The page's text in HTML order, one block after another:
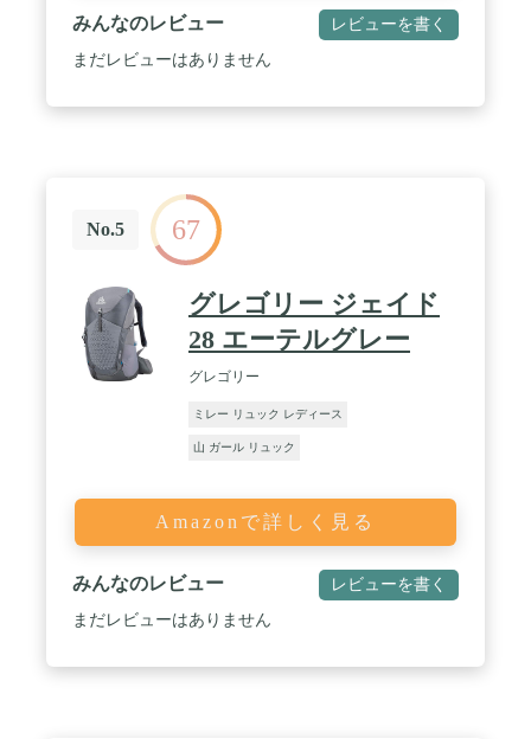
みんなのレビュー レビューを書く
まだレビューはありません
No.5 67
グレゴリー ジェイド
28 エーテルグレー
グレゴリー
ミレー リュック レディース
山 ガール リュック
Amazonで詳しく見る
みんなのレビュー レビューを書く
まだレビューはありません